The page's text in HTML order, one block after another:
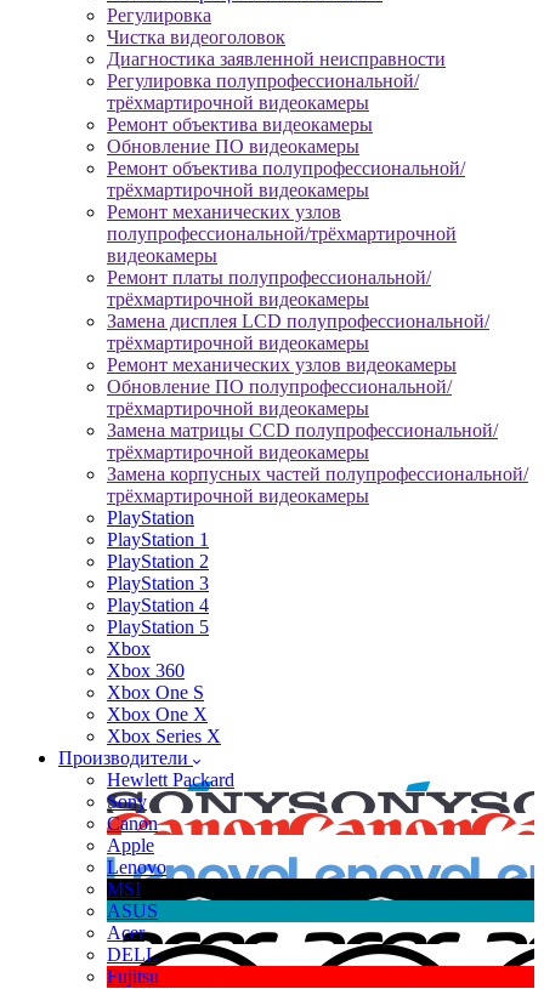
Регулировка
Чистка видеоголовок
Диагностика заявленной неисправности
Регулировка полупрофессиональной/
трёхмартирочной видеокамеры
Ремонт объектива видеокамеры
Обновление ПО видеокамеры
Ремонт объектива полупрофессиональной/
трёхмартирочной видеокамеры
Ремонт механических узлов
полупрофессиональной/трёхмартирочной
видеокамеры
Ремонт платы полупрофессиональной/
трёхмартирочной видеокамеры
Замена дисплея LCD полупрофессиональной/
трёхмартирочной видеокамеры
Ремонт механических узлов видеокамеры
Обновление ПО полупрофессиональной/
трёхмартирочной видеокамеры
Замена матрицы CCD полупрофессиональной/
трёхмартирочной видеокамеры
Замена корпусных частей полупрофессиональной/
трёхмартирочной видеокамеры
PlayStation
PlayStation 1
PlayStation 2
PlayStation 3
PlayStation 4
PlayStation 5
Xbox
Xbox 360
Xbox One S
Xbox One X
Xbox Series X
Производители
Hewlett Packard
Sony
Canon
Apple
Lenovo
MSI
ASUS
Acer
DELL
Fujitsu